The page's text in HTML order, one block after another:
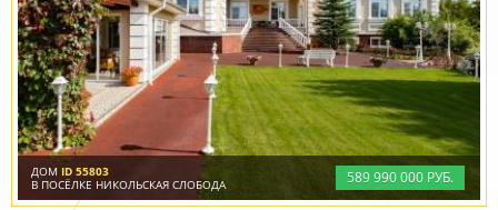
589990000 РУБ.
ДОМ ID 55803
В ПОСЁЛКЕ НИКОЛЬСКАЯ СЛОБОДА